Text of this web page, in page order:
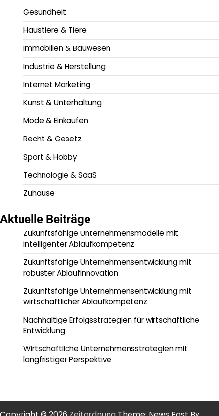
Gesundheit
Haustiere & Tiere
Immobilien & Bauwesen
Industrie & Herstellung
Internet Marketing
Kunst & Unterhaltung
Mode & Einkaufen
Recht & Gesetz
Sport & Hobby
Technologie & SaaS
Zuhause
Aktuelle Beiträge
Zukunftsfähige Unternehmensmodelle mit
intelligenter Ablaufkompetenz
Zukunftsfähige Unternehmensentwicklung mit
robuster Ablaufinnovation
Zukunftsfähige Unternehmensentwicklung mit
wirtschaftlicher Ablaufkompetenz
Nachhaltige Erfolgsstrategien für wirtschaftliche
Entwicklung
Wirtschaftliche Unternehmensstrategien mit
langfristiger Perspektive